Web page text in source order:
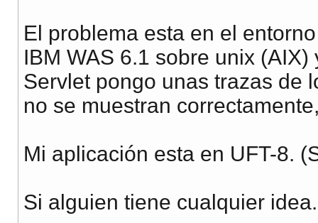
El problema esta en el
IBM WAS 6.1 sobre unix
Servlet pongo unas trazas de
no se muestran
Mi aplicación esta en UFT-8.
Si alguien tiene cualquier